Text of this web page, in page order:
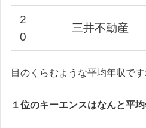
2
0
三井不動産
目のくらむような平均年収です
１位のキーエンスはなんと平